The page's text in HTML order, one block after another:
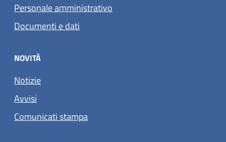
Personale amministrativo
Documenti e dati
NOVITÀ
Notizie
Avvisi
Comunicati stampa